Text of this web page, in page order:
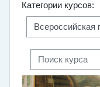
Категории курсов:
Поиск курса